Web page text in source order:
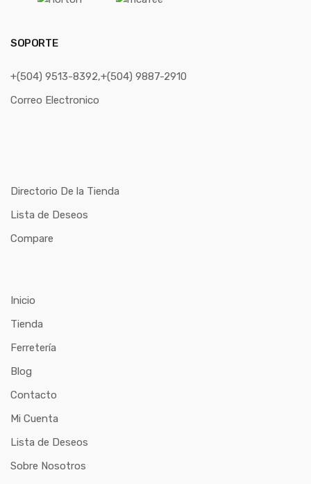
SOPORTE
+(504) 9513-8392,+(504) 9887-2910
Correo Electronico
Directorio De la Tienda
Lista de Deseos
Compare
Inicio
Tienda
Ferretería
Blog
Contacto
Mi Cuenta
Lista de Deseos
Sobre Nosotros